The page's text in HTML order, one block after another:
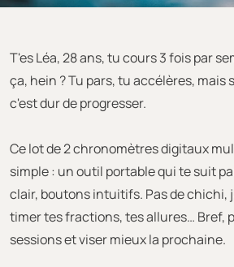
T'es Léa, 28 ans, tu cours 3 fois par
ça, hein ? Tu pars, tu accélères, mais
c'est dur de progresser.
Ce lot de 2 chronomètres digitaux
simple : un outil portable qui te suit
clair, boutons intuitifs. Pas de chichi,
timer tes fractions, tes allures… Bref,
sessions et viser mieux la prochaine.